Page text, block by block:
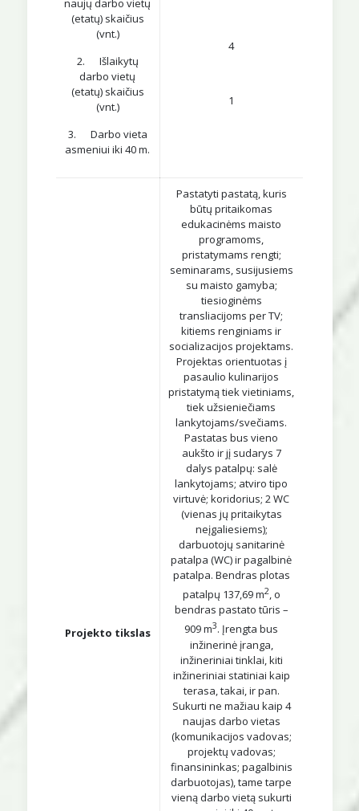
naujų darbo vietų
(etatų) skaičius
(vnt.)
2. Išlaikytų
darbo vietų
(etatų) skaičius
(vnt.)
3. Darbo vieta
asmeniui iki 40 m.
4
1
Projekto tikslas
Pastatyti pastatą, kuris
būtų pritaikomas
edukacinėms maisto
programoms,
pristatymams rengti;
seminarams, susijusiems
su maisto gamyba;
tiesioginėms
transliacijoms per TV;
kitiems renginiams ir
socializacijos projektams.
Projektas orientuotas į
pasaulio kulinarijos
pristatymą tiek vietiniams,
tiek užsieniečiams
lankytojams/svečiams.
Pastatas bus vieno
aukšto ir jį sudarys 7
dalys patalpų: salė
lankytojams; atviro tipo
virtuvė; koridorius; 2 WC
(vienas jų pritaikytas
neįgaliesiems);
darbuotojų sanitarinė
patalpa (WC) ir pagalbinė
patalpa. Bendras plotas
patalpų 137,69 m2, o
bendras pastato tūris –
909 m3. Įrengta bus
inžinerinė įranga,
inžineriniai tinklai, kiti
inžineriniai statiniai kaip
terasa, takai, ir pan.
Sukurti ne mažiau kaip 4
naujas darbo vietas
(komunikacijos vadovas;
projektų vadovas;
finansininkas; pagalbinis
darbuotojas), tame tarpe
vieną darbo vietą sukurti